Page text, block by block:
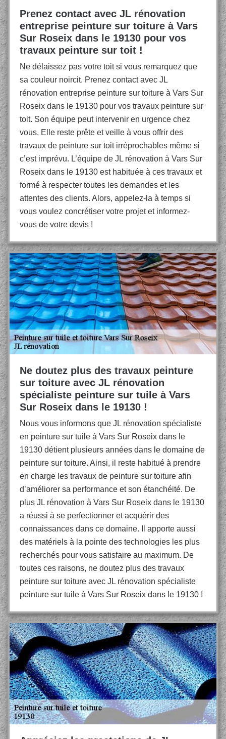
Prenez contact avec JL rénovation
entreprise peinture sur toiture à Vars
Sur Roseix dans le 19130 pour vos
travaux peinture sur toit !
Ne délaissez pas votre toit si vous remarquez que
sa couleur noircit. Prenez contact avec JL
rénovation entreprise peinture sur toiture à Vars Sur
Roseix dans le 19130 pour vos travaux peinture sur
toit. Son équipe peut intervenir en urgence chez
vous. Elle reste prête et veille à vous offrir des
travaux de peinture sur toit irréprochables même si
c’est imprévu. L’équipe de JL rénovation à Vars Sur
Roseix dans le 19130 est habituée à ces travaux et
formé à respecter toutes les demandes et les
attentes des clients. Alors, appelez-la à temps si
vous voulez concrétiser votre projet et informez-
vous de votre devis !
Ne doutez plus des travaux peinture
sur toiture avec JL rénovation
spécialiste peinture sur tuile à Vars
Sur Roseix dans le 19130 !
Nous vous informons que JL rénovation spécialiste
en peinture sur tuile à Vars Sur Roseix dans le
19130 détient plusieurs années dans le domaine de
peinture sur toiture. Ainsi, il reste habitué à prendre
en charge les travaux de peinture sur toiture afin
d’améliorer sa performance et son étanchéité. De
plus JL rénovation à Vars Sur Roseix dans le 19130
a réussi à se perfectionner et acquérir des
connaissances dans ce domaine. Il apporte aussi
des matériels à la pointe des technologies les plus
recherchés pour vous satisfaire au maximum. De
toutes ces raisons, ne doutez plus des travaux
peinture sur toiture avec JL rénovation spécialiste
peinture sur tuile à Vars Sur Roseix dans le 19130 !